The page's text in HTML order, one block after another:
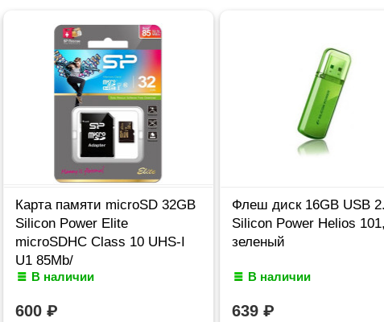
Карта памяти microSD 32GB
Silicon Power Elite
microSDHC Class 10 UHS-I
U1 85Mb/
В наличии
600 ₽
Флеш диск 16GB USB
Silicon Power Helios 101,
зеленый
В наличии
639 ₽